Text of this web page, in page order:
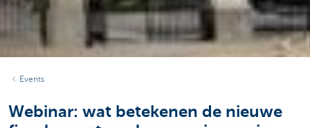
Events
Webinar: wat betekenen de nieuwe